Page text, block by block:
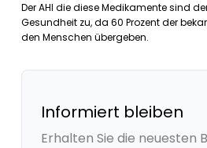
Der AHI die diese Medikamente sind
Gesundheit zu, da 60 Prozent der
den Menschen übergeben.
Informiert bleiben
Erhalten Sie die neuesten